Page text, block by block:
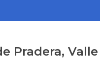
Pradera, Valle